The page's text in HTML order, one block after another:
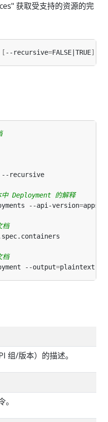
获取受支持的资源的完
[ --recursive=FALSE|TRUE]
Deployment 的解释
--api-version=
档
档
--output=
组/版本）的描述。